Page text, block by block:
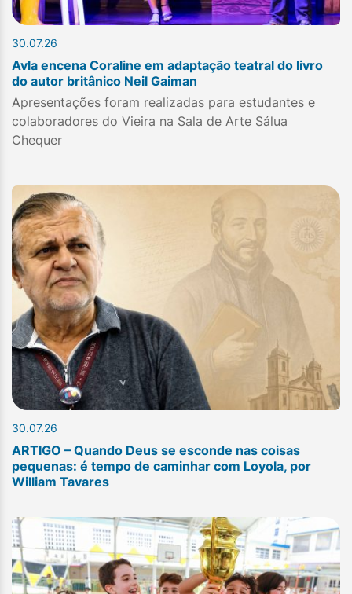
30.07.26
Avla encena Coraline em adaptação teatral do livro
do autor britânico Neil Gaiman
Apresentações foram realizadas para estudantes e
colaboradores do Vieira na Sala de Arte Sálua
Chequer
30.07.26
ARTIGO – Quando Deus se esconde nas coisas
pequenas: é tempo de caminhar com Loyola, por
William Tavares